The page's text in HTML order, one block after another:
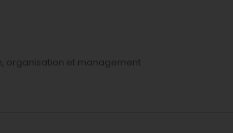
organisation et management